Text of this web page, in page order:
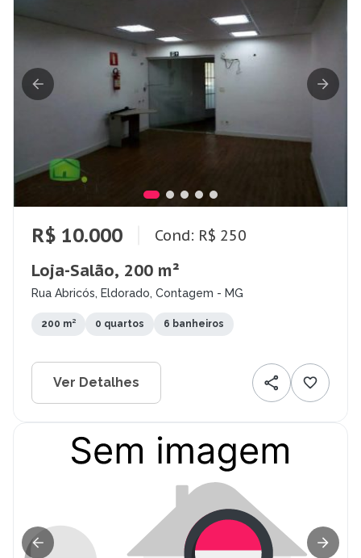
R$ 10.000 Cond: R$ 250
Loja-Salão, 200 m²
Rua Abricós, Eldorado, Contagem - MG
200 m² 0 quartos 6 banheiros
Ver Detalhes